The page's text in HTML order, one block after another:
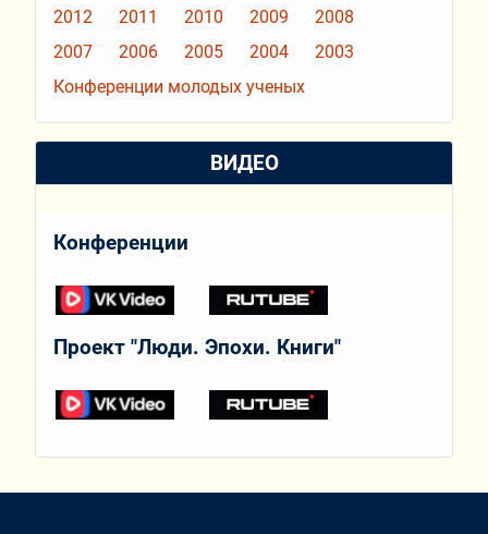
2012
2011 2010 2009
2008
2007
2006 2005 2004
2003
Конференции молодых ученых
ВИДЕО
Конференции
Проект "Люди. Эпохи. Книги"